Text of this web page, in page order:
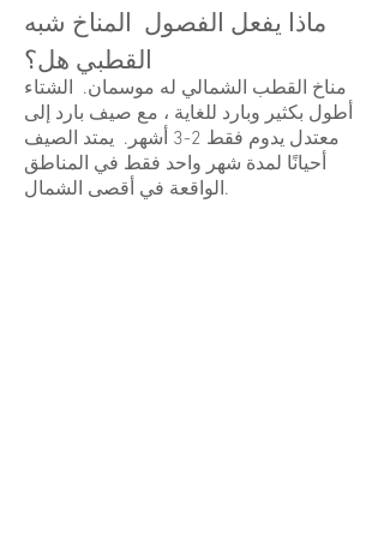
ماذا يفعل الفصول المناخ شبه
القطبي هل؟
مناخ القطب الشمالي له موسمان. الشتاء
أطول بكثير وبارد للغاية ، مع صيف بارد إلى
معتدل يدوم فقط 2-3 أشهر. يمتد الصيف
أحيانًا لمدة شهر واحد فقط في المناطق
الواقعة في أقصى الشمال.